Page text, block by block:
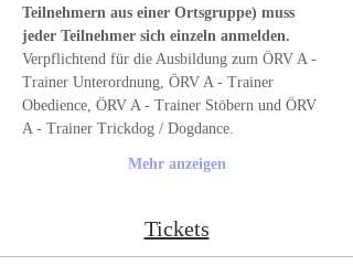
Teilnehmern aus einer Ortsgruppe) muss
jeder Teilnehmer sich einzeln anmelden.
Verpflichtend für die Ausbildung zum ÖRV A -
Trainer Unterordnung, ÖRV A - Trainer
Obedience, ÖRV A - Trainer Stöbern und ÖRV
A - Trainer Trickdog / Dogdance.
Mehr anzeigen
Tickets